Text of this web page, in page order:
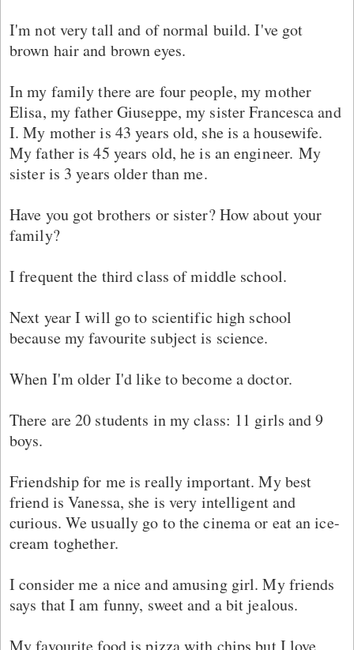
I'm not very tall and of normal build. I've got
brown hair and brown eyes.
In my family there are four people, my mother
Elisa, my father Giuseppe, my sister Francesca and
I. My mother is 43 years old, she is a housewife.
My father is 45 years old, he is an engineer. My
sister is 3 years older than me.
Have you got brothers or sister? How about your
family?
I frequent the third class of middle school.
Next year I will go to scientific high school
because my favourite subject is science.
When I'm older I'd like to become a doctor.
There are 20 students in my class: 11 girls and 9
boys.
Friendship for me is really important. My best
friend is Vanessa, she is very intelligent and
curious. We usually go to the cinema or eat an ice-
cream toghether.
I consider me a nice and amusing girl. My friends
says that I am funny, sweet and a bit jealous.
My favourite food is pizza with chips but I love